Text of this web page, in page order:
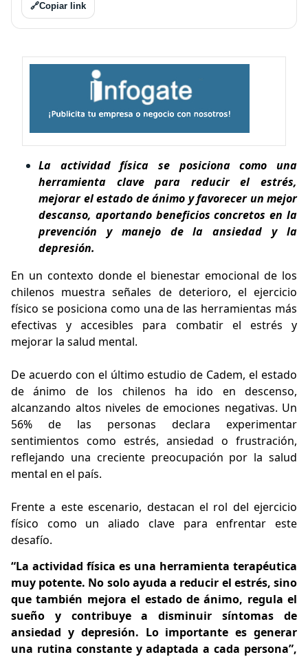
🔗Copiar link
La actividad física se posiciona como una
herramienta clave para reducir el estrés,
mejorar el estado de ánimo y favorecer un mejor
descanso, aportando beneficios concretos en la
prevención y manejo de la ansiedad y la
depresión.
En un contexto donde el bienestar emocional de los
chilenos muestra señales de deterioro, el ejercicio
físico se posiciona como una de las herramientas más
efectivas y accesibles para combatir el estrés y
mejorar la salud mental.
De acuerdo con el último estudio de Cadem, el estado
de ánimo de los chilenos ha ido en descenso,
alcanzando altos niveles de emociones negativas. Un
56% de las personas declara experimentar
sentimientos como estrés, ansiedad o frustración,
reflejando una creciente preocupación por la salud
mental en el país.
Frente a este escenario, destacan el rol del ejercicio
físico como un aliado clave para enfrentar este
desafío.
“La actividad física es una herramienta terapéutica
muy potente. No solo ayuda a reducir el estrés, sino
que también mejora el estado de ánimo, regula el
sueño y contribuye a disminuir síntomas de
ansiedad y depresión. Lo importante es generar
una rutina constante y adaptada a cada persona”,